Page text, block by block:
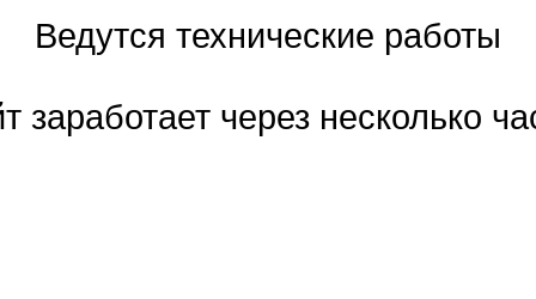
Ведутся технические работы
заработает через несколько